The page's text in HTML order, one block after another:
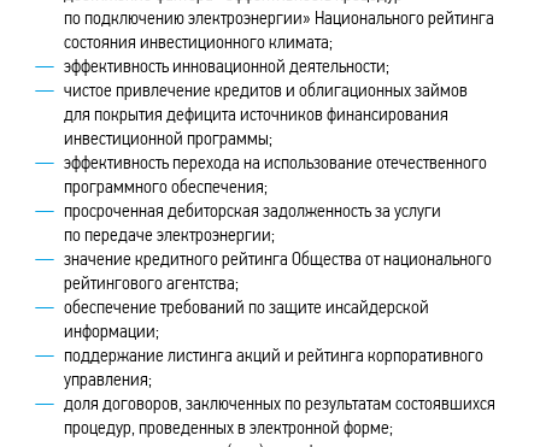
по подключению электроэнергии» Национального рейтинга
состояния инвестиционного климата;
эффективность инновационной деятельности;
чистое привлечение кредитов и облигационных займов
для покрытия дефицита источников финансирования
инвестиционной программы;
эффективность перехода на использование отечественного
программного обеспечения;
просроченная дебиторская задолженность за услуги
по передаче электроэнергии;
значение кредитного рейтинга Общества от национального
рейтингового агентства;
обеспечение требований по защите инсайдерской
информации;
поддержание листинга акций и рейтинга корпоративного
управления;
доля договоров, заключенных по результатам состоявшихся
процедур, проведенных в электронной форме;